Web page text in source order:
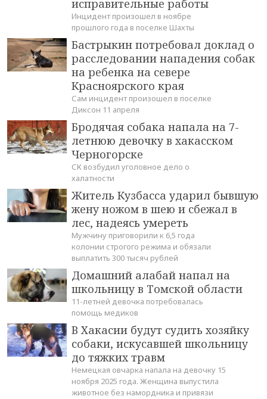
исправительные работы
Инцидент произошел в ноябре
прошлого года в поселке Шахты
Бастрыкин потребовал доклад о
расследовании нападения собак
на ребенка на севере
Красноярского края
Сам инцидент произошел в поселке
Диксон 11 апреля
Бродячая собака напала на 7-
летнюю девочку в хакасском
Черногорске
СК возбудил уголовное дело о
халатности
Житель Кузбасса ударил бывшую
жену ножом в шею и сбежал в
лес, надеясь умереть
Мужчину приговорили к 6,5 года
колонии строгого режима и обязали
выплатить 300 тысяч рублей
Домашний алабай напал на
школьницу в Томской области
11-летней девочка потребовалась
помощь медиков
В Хакасии будут судить хозяйку
собаки, искусавшей школьницу
до тяжких травм
Немецкая овчарка напала на девочку 15
ноября 2025 года. Женщина выпустила
животное без намордника и привязи